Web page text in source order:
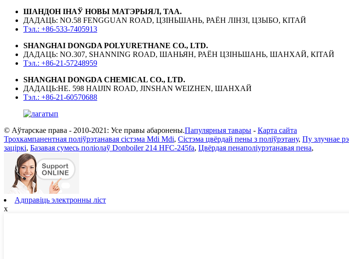
ШАНДОН ІНАЎ НОВЫ МАТЭРЫЯЛ, ТАА.
ДАДАЦЬ: NO.58 FENGGUAN ROAD, ЦЗІНЬШАНЬ, РАЁН ЛІНЗІ, ЦЗЫБО, КІТАЙ
Тэл.: +86-533-7405913
SHANGHAI DONGDA POLYURETHANE CO., LTD.
ДАДАЦЬ: NO.307, SHANNING ROAD, ШАНЬЯН, РАЁН ЦЗІНЬШАНЬ, ШАНХАЙ, КІТАЙ
Тэл.: +86-21-57248959
SHANGHAI DONGDA CHEMICAL CO., LTD.
ДАДАЦЬ:НЕ. 598 HAIJIN ROAD, JINSHAN WEIZHEN, ШАНХАЙ
Тэл.: +86-21-60570688
© Аўтарскае права - 2010-2021: Усе правы абаронены.Папулярныя тавары - Карта сайта
Трохкампанентная поліўрэтанавая сістэма Mdi Mdi, Сістэма цвёрдай пены з поліўрэтану, Пу злучнае
заціркі, Базавая сумесь поліолаў Donboiler 214 HFC-245fa, Цвёрдая пенаполіурэтанавая пена,
Адправіць электронны ліст
x